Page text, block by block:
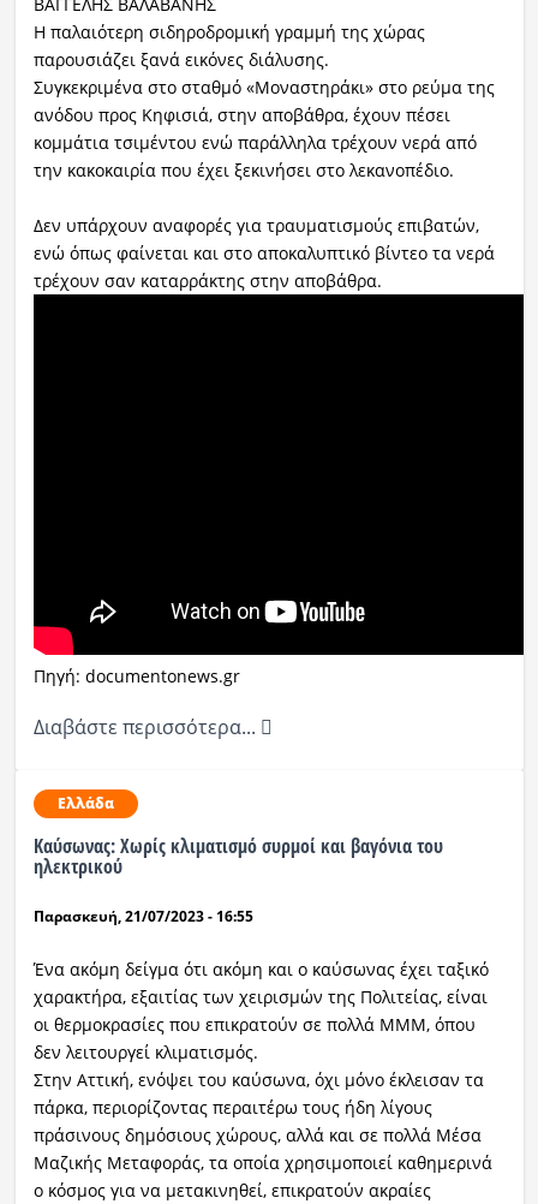
Η παλαιότερη σιδηροδρομική γραμμή της χώρας
παρουσιάζει ξανά εικόνες διάλυσης.
Συγκεκριμένα στο σταθμό «Μοναστηράκι» στο ρεύμα της
ανόδου προς Κηφισιά, στην αποβάθρα, έχουν πέσει
κομμάτια τσιμέντου ενώ παράλληλα τρέχουν νερά από
την κακοκαιρία που έχει ξεκινήσει στο λεκανοπέδιο.
Δεν υπάρχουν αναφορές για τραυματισμούς επιβατών,
ενώ όπως φαίνεται και στο αποκαλυπτικό βίντεο τα νερά
τρέχουν σαν καταρράκτης στην αποβάθρα.
Πηγή: documentonews.gr
Διαβάστε περισσότερα...
Ελλάδα
Καύσωνας: Χωρίς κλιματισμό συρμοί και βαγόνια του
ηλεκτρικού
Παρασκευή, 21/07/2023 - 16:55
Ένα ακόμη δείγμα ότι ακόμη και ο καύσωνας έχει ταξικό
χαρακτήρα, εξαιτίας των χειρισμών της Πολιτείας, είναι
οι θερμοκρασίες που επικρατούν σε πολλά ΜΜΜ, όπου
δεν λειτουργεί κλιματισμός.
Στην Αττική, ενόψει του καύσωνα, όχι μόνο έκλεισαν τα
πάρκα, περιορίζοντας περαιτέρω τους ήδη λίγους
πράσινους δημόσιους χώρους, αλλά και σε πολλά Μέσα
Μαζικής Μεταφοράς, τα οποία χρησιμοποιεί καθημερινά
ο κόσμος για να μετακινηθεί, επικρατούν ακραίες